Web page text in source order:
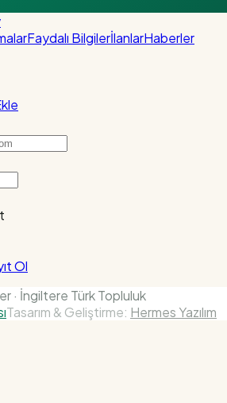
Faydalı BilgilerİlanlarHaberler
Ol
· İngiltere Türk Topluluk
Tasarım & Geliştirme: Hermes Yazılım